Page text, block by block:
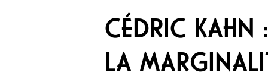
CÉDRIC KAHN
LA